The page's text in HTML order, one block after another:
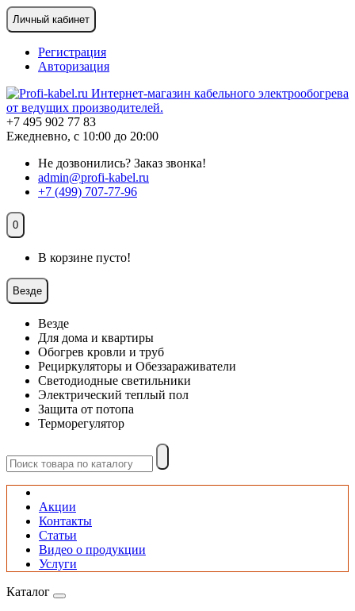
Личный кабинет
Регистрация
Авторизация
+7 495 902 77 83
Ежедневно, с 10:00 до 20:00
Не дозвонились? Заказ звонка!
admin@profi-kabel.ru
+7 (499) 707-77-96
0
В корзине пусто!
Везде
Везде
Для дома и квартиры
Обогрев кровли и труб
Рециркуляторы и Обеззараживатели
Светодиодные светильники
Электрический теплый пол
Защита от потопа
Терморегулятор
Акции
Контакты
Статьи
Видео о продукции
Услуги
Каталог